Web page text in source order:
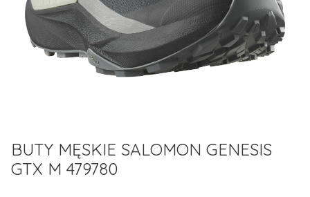
BUTY MĘSKIE SALOMON GENESIS
GTX M 479780